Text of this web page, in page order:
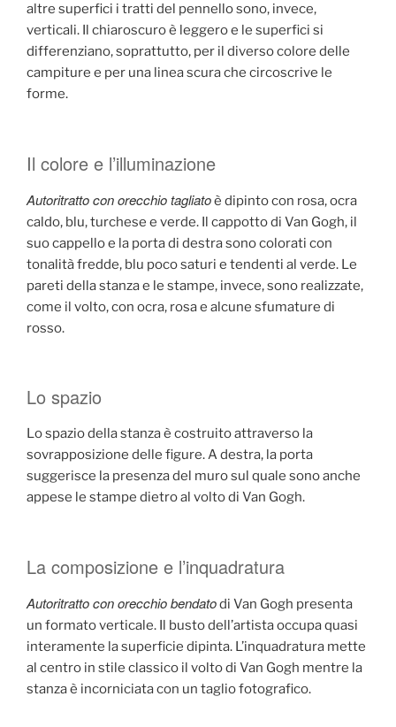
altre superfici i tratti del pennello sono, invece,
verticali. Il chiaroscuro è leggero e le superfici si
differenziano, soprattutto, per il diverso colore delle
campiture e per una linea scura che circoscrive le
forme.
Il colore e l’illuminazione
Autoritratto con orecchio tagliatoè dipinto con rosa, ocra
caldo, blu, turchese e verde. Il cappotto di Van Gogh, il
suo cappello e la porta di destra sono colorati con
tonalità fredde, blu poco saturi e tendenti al verde. Le
pareti della stanza e le stampe, invece, sono realizzate,
come il volto, con ocra, rosa e alcune sfumature di
rosso.
Lo spazio
Lo spazio della stanza è costruito attraverso la
sovrapposizione delle figure. A destra, la porta
suggerisce la presenza del muro sul quale sono anche
appese le stampe dietro al volto di Van Gogh.
La composizione e l’inquadratura
Autoritratto con orecchio bendatodi Van Gogh presenta
un formato verticale. Il busto dell’artista occupa quasi
interamente la superficie dipinta. L’inquadratura mette
al centro in stile classico il volto di Van Gogh mentre la
stanza è incorniciata con un taglio fotografico.